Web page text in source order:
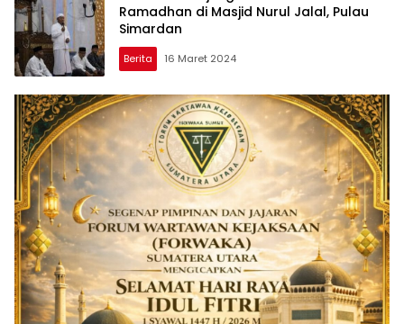
Ramadhan di Masjid Nurul Jalal, Pulau
Simardan
Berita 16 Maret 2024